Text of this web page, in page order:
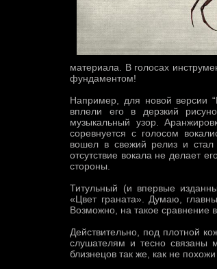
материала. В голосах
фундаментом!
Например, для новой версии
вплели его в дерзкий
музыкальный узор.
соревнуется с голосом
вошел в свежий релиз и стал
отсутствие вокала не делает
стороны.
Титульный (и впервые
«Цвет граната». Думаю,
Возможно, на такое сравнение
Действительно, под плотной
слушателям и тесно связаны
близнецов так же, как не